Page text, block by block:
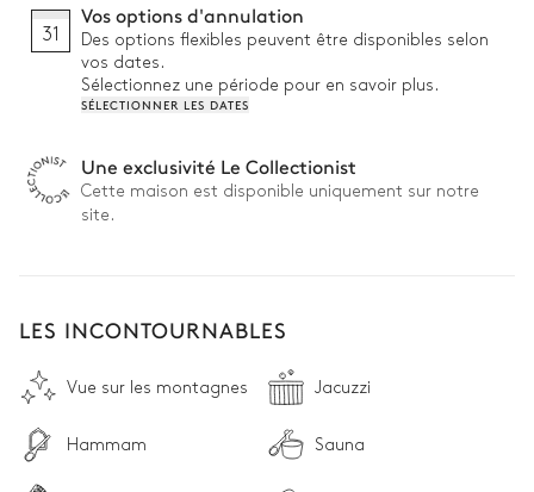
31
Vos options d'annulation
Des options flexibles peuvent être disponibles selon
vos dates.
Sélectionnez une période pour en savoir plus.
SÉLECTIONNER LES DATES
Une exclusivité Le Collectionist
Cette maison est disponible uniquement sur notre
site.
LES INCONTOURNABLES
Vue sur les montagnes Jacuzzi
Hammam Sauna